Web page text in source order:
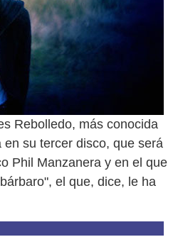
Rebolledo, más conocida
en su tercer disco, que será
Phil Manzanera y en el que
el que, dice, le ha